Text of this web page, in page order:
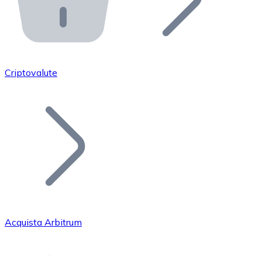
API Bitnovo
Integra la nostra API nel tuo ecosistema.
Unisciti alla nostra rete di rivenditori e
Aggiungi il token del tuo progetto al nostro servizio di
Criptovalute
Acquista Arbitrum